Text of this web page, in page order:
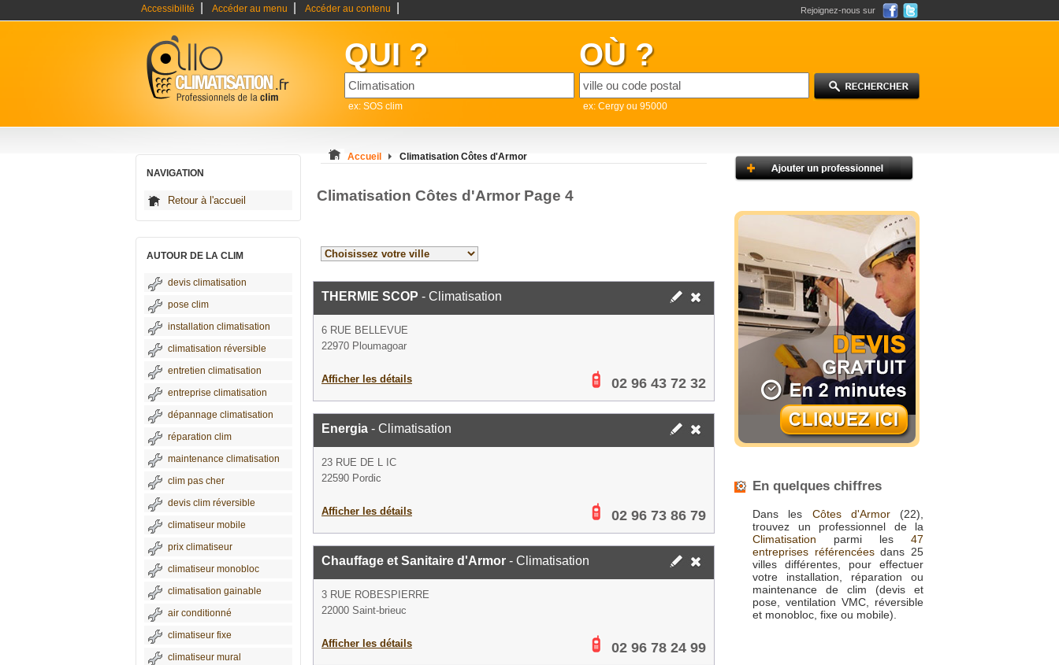
Accessibilité Accéder au menu Accéder au contenu Rejoignez-nous sur
QUI ?
ex: SOS clim
OÙ ?
ex: Cergy ou 95000
NAVIGATION
Retour à l'accueil
AUTOUR DE LA CLIM
devis climatisation
pose clim
installation climatisation
climatisation réversible
entretien climatisation
entreprise climatisation
dépannage climatisation
réparation clim
maintenance climatisation
clim pas cher
devis clim réversible
climatiseur mobile
prix climatiseur
climatiseur monobloc
climatisation gainable
air conditionné
climatiseur fixe
climatiseur mural
Accueil Climatisation Côtes d'Armor
Climatisation Côtes d'Armor Page 4
THERMIE SCOP - Climatisation
6 RUE BELLEVUE
22970 Ploumagoar
Afficher les détails 02 96 43 72 32
Energia - Climatisation
23 RUE DE L IC
22590 Pordic
Afficher les détails 02 96 73 86 79
Chauffage et Sanitaire d'Armor - Climatisation
3 RUE ROBESPIERRE
22000 Saint-brieuc
Afficher les détails 02 96 78 24 99
En quelques chiffres
Dans les Côtes d'Armor(22),
trouvez un professionnel de la
Climatisation parmi les 47
entreprises référencéesdans 25
villes différentes, pour effectuer
votre installation, réparation ou
maintenance de clim (devis et
pose, ventilation VMC, réversible
et monobloc, fixe ou mobile).